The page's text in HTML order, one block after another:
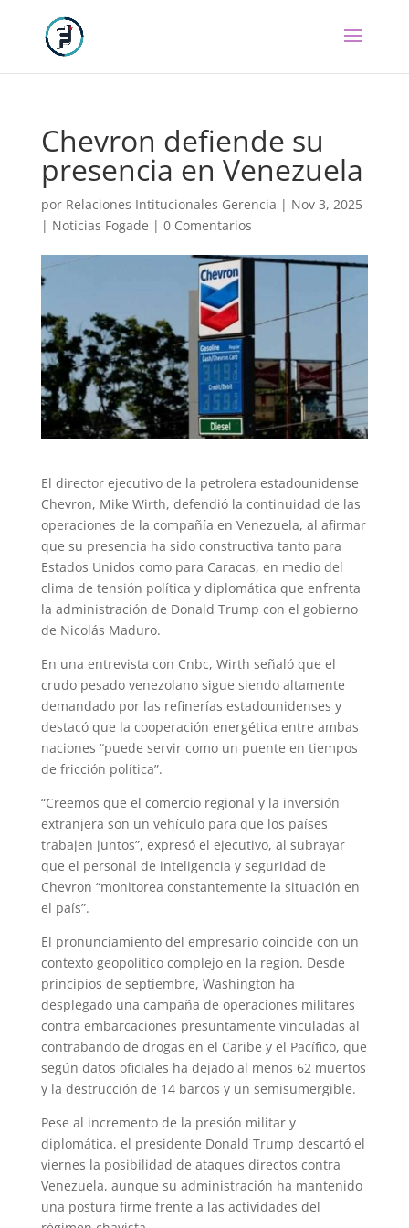
Chevron defiende su
presencia en Venezuela
por Relaciones Intitucionales Gerencia | Nov 3, 2025
| Noticias Fogade | 0 Comentarios
El director ejecutivo de la petrolera estadounidense
Chevron, Mike Wirth, defendió la continuidad de las
operaciones de la compañía en Venezuela, al afirmar
que su presencia ha sido constructiva tanto para
Estados Unidos como para Caracas, en medio del
clima de tensión política y diplomática que enfrenta
la administración de Donald Trump con el gobierno
de Nicolás Maduro.
En una entrevista con Cnbc, Wirth señaló que el
crudo pesado venezolano sigue siendo altamente
demandado por las refinerías estadounidenses y
destacó que la cooperación energética entre ambas
naciones “puede servir como un puente en tiempos
de fricción política”.
“Creemos que el comercio regional y la inversión
extranjera son un vehículo para que los países
trabajen juntos”, expresó el ejecutivo, al subrayar
que el personal de inteligencia y seguridad de
Chevron “monitorea constantemente la situación en
el país”.
El pronunciamiento del empresario coincide con un
contexto geopolítico complejo en la región. Desde
principios de septiembre, Washington ha
desplegado una campaña de operaciones militares
contra embarcaciones presuntamente vinculadas al
contrabando de drogas en el Caribe y el Pacífico, que
según datos oficiales ha dejado al menos 62 muertos
y la destrucción de 14 barcos y un semisumergible.
Pese al incremento de la presión militar y
diplomática, el presidente Donald Trump descartó el
viernes la posibilidad de ataques directos contra
Venezuela, aunque su administración ha mantenido
una postura firme frente a las actividades del